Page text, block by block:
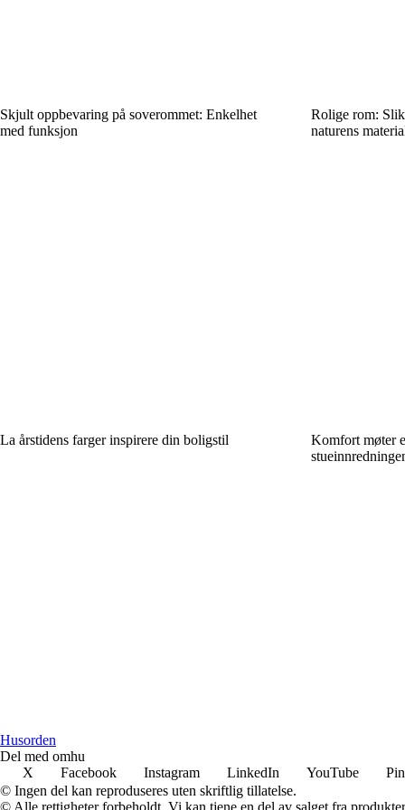
Skjult oppbevaring på soverommet: Enkelhet
med funksjon
Rolige rom:
naturens
La årstidens farger inspirere din boligstil
Komfort møter
Husorden
Del med omhu
X
Facebook Instagram LinkedIn YouTube
© Ingen del kan reproduseres uten skriftlig tillatelse.
© Alle rettigheter forbeholdt. Vi kan tjene en del av salget fra